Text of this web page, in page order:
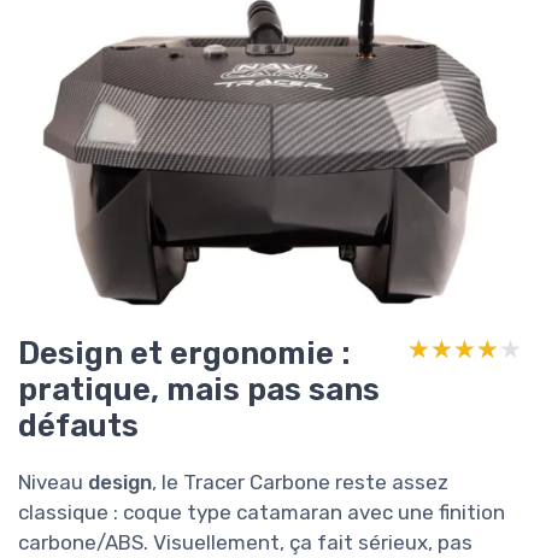
Design et ergonomie :
pratique, mais pas sans
défauts
★★★★★
★★★★★
Niveau design, le Tracer Carbone reste assez
classique : coque type catamaran avec une finition
carbone/ABS. Visuellement, ça fait sérieux, pas